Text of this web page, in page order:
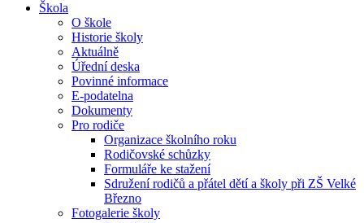
Škola
O škole
Historie školy
Aktuálně
Úřední deska
Povinné informace
E-podatelna
Dokumenty
Pro rodiče
Organizace školního roku
Rodičovské schůzky
Formuláře ke stažení
Sdružení rodičů a přátel dětí a školy při ZŠ Velké
Březno
Fotogalerie školy